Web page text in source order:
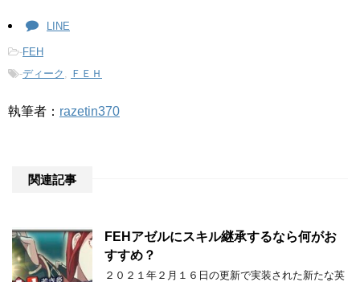
LINE
-FEH
-ディーク ＦＥＨ
執筆者： razetin370
関連記事
FEHアゼルにスキル継承するなら何がお
すすめ？
２０２１年２月１６日の更新で実装された新たな英